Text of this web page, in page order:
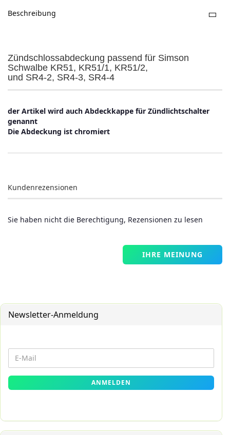
Beschreibung
Zündschlossabdeckung passend für Simson
Schwalbe KR51, KR51/1, KR51/2,
und SR4-2, SR4-3, SR4-4
der Artikel wird auch Abdeckkappe für Zündlichtschalter
genannt
Die Abdeckung ist chromiert
Kundenrezensionen
Sie haben nicht die Berechtigung, Rezensionen zu lesen
IHRE MEINUNG
Newsletter-Anmeldung
ZUR
E-
Mail
ANMELDEN